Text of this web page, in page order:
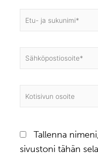
Etu-
ja
sukunimi*
Sähköpostiosoite*
Kotisivun
osoite
Tallenna
sivustoni tähän